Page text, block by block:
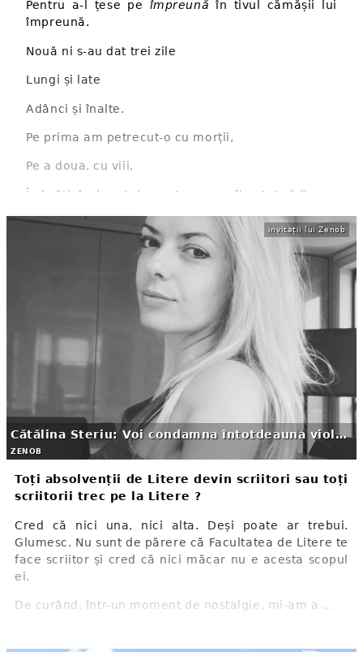
Pentru a-l țese pe împreună în tivul cămășii lui
împreună.
Nouă ni s-au dat trei zile
Lungi și late
Adânci și înalte.
Pe prima am petrecut-o cu morții,
Pe a doua, cu viii,
Îmbrățișând cast dragostea ce-ar fi putut să fie.
Dar ... invitații lui Zenob
Cătălina Steriu:Voi condamna întotdeauna violența
ZENOB
Toți absolvenții de Litere devin scriitori sau toți
scriitorii trec pe la Litere ?
Cred că nici una, nici alta. Deși poate ar trebui.
Glumesc. Nu sunt de părere că Facultatea de Litere te
face scriitor și cred că nici măcar nu e acesta scopul
ei.
De curând, într-un moment de nostalgie, mi-am a ...